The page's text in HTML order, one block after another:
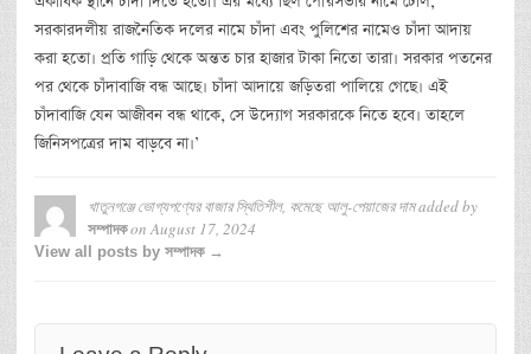
সরকারদলীয় রাজনৈতিক দলের নামে চাঁদা এবং পুলিশের নামেও চাঁদা আদায়
করা হতো। প্রতি গাড়ি থেকে অন্তত চার হাজার টাকা নিতো তারা। সরকার পতনের
পর থেকে চাঁদাবাজি বন্ধ আছে। চাঁদা আদায়ে জড়িতরা পালিয়ে গেছে। এই
চাঁদাবাজি যেন আজীবন বন্ধ থাকে, সে উদ্যোগ সরকারকে নিতে হবে। তাহলে
জিনিসপত্রের দাম বাড়বে না।’
খাতুনগঞ্জে ভোগ্যপণ্যের বাজার স্থিতিশীল, কমেছে আলু-পেয়াজের দামadded by
সম্পাদকonAugust 17, 2024
View all posts by সম্পাদক →